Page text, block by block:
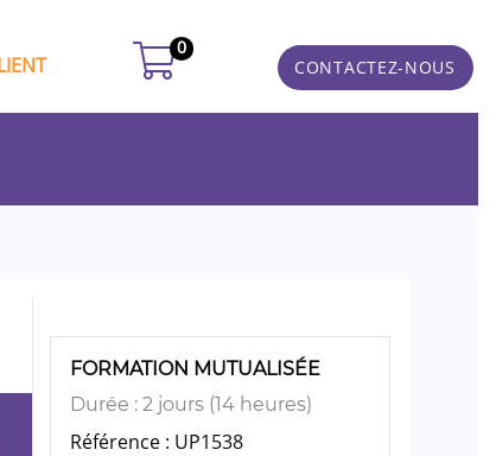
0
CONTACTEZ-NOUS
FORMATION MUTUALISÉE
Durée : 2 jours (14 heures)
Référence : UP1538